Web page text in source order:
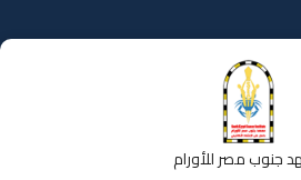
جنوب مصر للأورام